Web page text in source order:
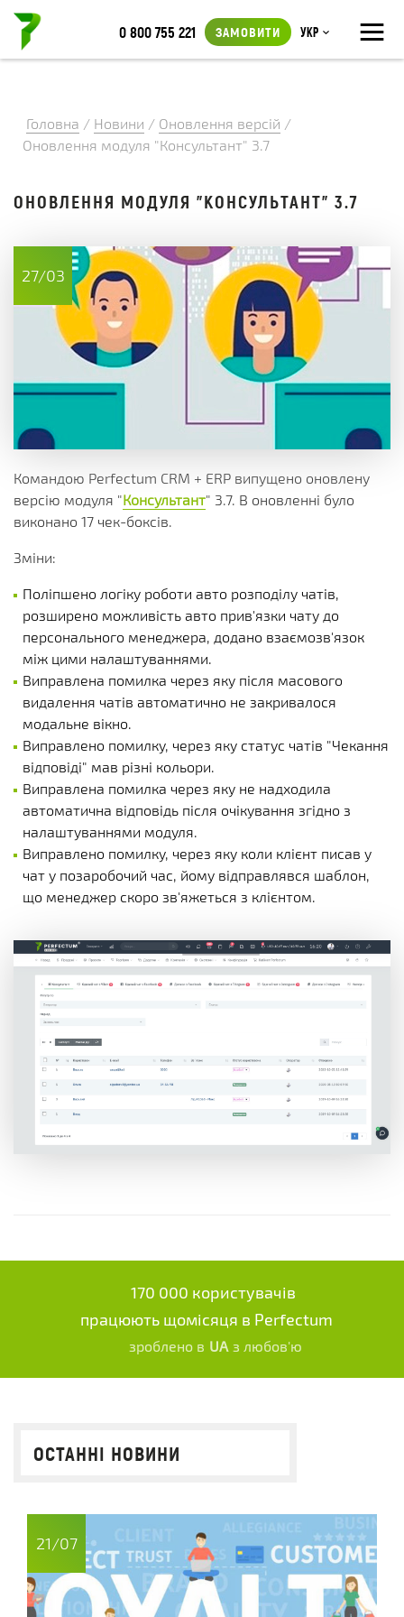
≡
0 800 755 221 ЗАМОВИТИ Укр
Головна / Новини / Оновлення версій /
Оновлення модуля "Консультант" 3.7
ОНОВЛЕННЯ МОДУЛЯ "КОНСУЛЬТАНТ" 3.7
27/03
Командою Perfectum CRM + ERP випущено оновлену
версію модуля "Консультант" 3.7. В оновленні було
виконано 17 чек-боксів.
Зміни:
Поліпшено логіку роботи авто розподілу чатів,
розширено можливість авто прив'язки чату до
персонального менеджера, додано взаємозв'язок
між цими налаштуваннями.
Виправлена помилка через яку після масового
видалення чатів автоматично не закривалося
модальне вікно.
Виправлено помилку, через яку статус чатів "Чекання
відповіді" мав різні кольори.
Виправлена помилка через яку не надходила
автоматична відповідь після очікування згідно з
налаштуваннями модуля.
Виправлено помилку, через яку коли клієнт писав у
чат у позаробочий час, йому відправлявся шаблон,
що менеджер скоро зв'яжеться з клієнтом.
170 000 користувачів
працюють щомісяця в Perfectum
зроблено в UA з любов'ю
ОСТАННІ НОВИНИ
21/07